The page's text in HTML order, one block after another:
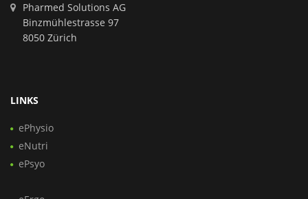
Pharmed Solutions AG
Binzmühlestrasse 97
8050 Zürich
LINKS
ePhysio
eNutri
ePsyo